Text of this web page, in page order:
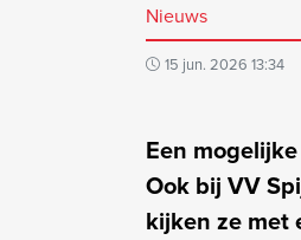
Nieuws
15 jun. 2026 13:34
Een
Ook bij VV
kijken ze met